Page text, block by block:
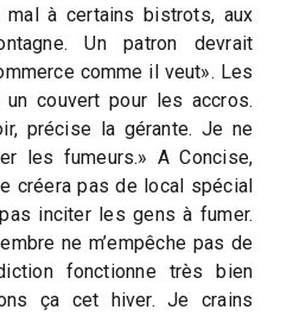
à certains bistrots, aux
Un patron devrait
comme il veut». Les
un couvert pour les accros.
précise la gérante. Je ne
les fumeurs.» A Concise,
créera pas de local spécial
inciter les gens à fumer.
ne m’empêche pas de
fonctionne très bien
ça cet hiver. Je crains